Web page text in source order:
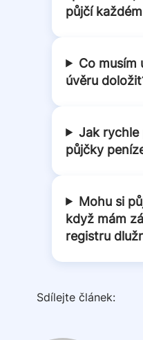
půjčí
Co musím
úvěru
Jak rychle
půjčky
Mohu si
když mám
registru
Sdílejte článek: